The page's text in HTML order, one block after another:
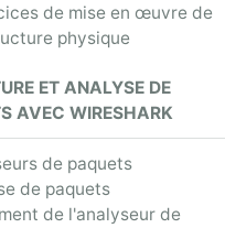
de mise en œuvre de
physique
ET ANALYSE DE
AVEC WIRESHARK
de paquets
de paquets
de l'analyseur de